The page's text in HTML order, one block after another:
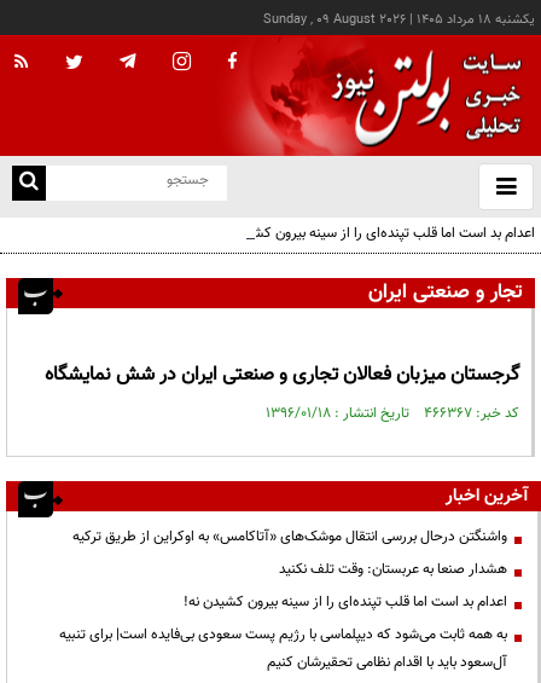
يکشنبه ۱۸ مرداد ۱۴۰۵ |
Sunday , 09 August 2026
باز
و
اعدام بد است اما قلب تپنده‌ای را از سینه بیرون کشیدن نه!
تجار و صنعتی ایران
گرجستان میزبان فعالان تجاری و صنعتی ایران در شش نمایشگاه
کد خبر: ۴۶۶۳۶۷ تاریخ انتشار : ۱۳۹۶/۰۱/۱۸
آخرین اخبار
واشنگتن درحال بررسی انتقال موشک‌های «آتاکامس» به اوکراین از طریق ترکیه
هشدار صنعا به عربستان: وقت تلف نکنید
اعدام بد است اما قلب تپنده‌ای را از سینه بیرون کشیدن نه!
به همه ثابت می‌شود که دیپلماسی با رژیم پست سعودی بی‌فایده است| برای تنبیه
آل‌سعود باید با اقدام نظامی تحقیرشان کنیم